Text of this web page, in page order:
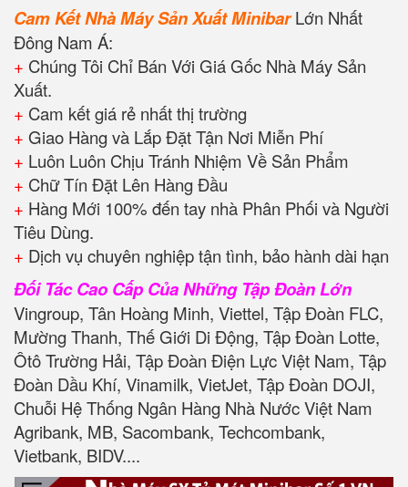
Cam Kết Nhà Máy Sản Xuất MinibarLớn Nhất
Đông Nam Á:
+ Chúng Tôi Chỉ Bán Với Giá Gốc Nhà Máy Sản
Xuất.
+ Cam kết giá rẻ nhất thị trường
+ Giao Hàng và Lắp Đặt Tận Nơi Miễn Phí
+ Luôn Luôn Chịu Tránh Nhiệm Về Sản Phẩm
+ Chữ Tín Đặt Lên Hàng Đầu
+ Hàng Mới 100% đến tay nhà Phân Phối và Người
Tiêu Dùng.
+ Dịch vụ chuyên nghiệp tận tình, bảo hành dài hạn
Đối Tác Cao Cấp Của Những Tập Đoàn Lớn
Vingroup, Tân Hoàng Minh, Viettel, Tập Đoàn FLC,
Mường Thanh, Thế Giới Di Động, Tập Đoàn Lotte,
Ôtô Trường Hải, Tập Đoàn Điện Lực Việt Nam, Tập
Đoàn Dầu Khí, Vinamilk, VietJet, Tập Đoàn DOJI,
Chuỗi Hệ Thống Ngân Hàng Nhà Nước Việt Nam
Agribank, MB, Sacombank, Techcombank,
Vietbank, BIDV....